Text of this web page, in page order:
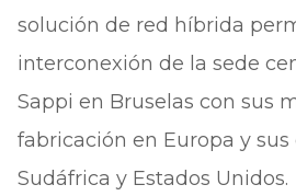
solución de red híbrida
interconexión de la sede
Sappi en Bruselas con sus
fabricación en Europa y sus
Sudáfrica y Estados Unidos.